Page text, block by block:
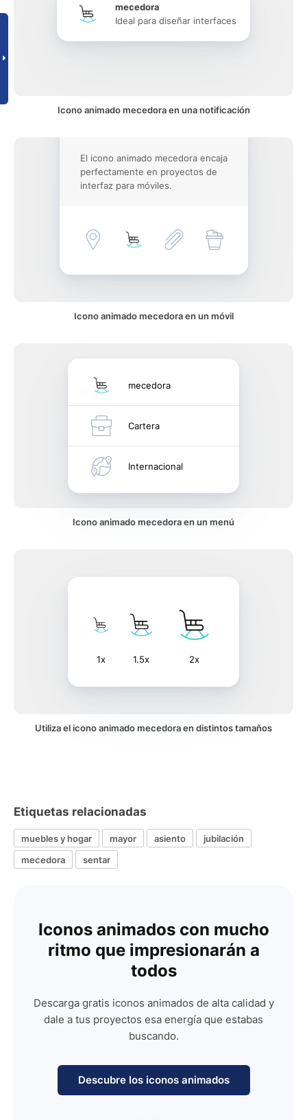
mecedora
Ideal para diseñar interfaces
Icono animado mecedora en una notificación
El icono animado mecedora encaja
perfectamente en proyectos de
interfaz para móviles.
Icono animado mecedora en un móvil
mecedora
Cartera
Internacional
Icono animado mecedora en un menú
1x 1.5x 2x
Utiliza el icono animado mecedora en distintos tamaños
Etiquetas relacionadas
muebles y hogar mayor asiento
jubilación
mecedora
sentar
Iconos animados con mucho
ritmo que impresionarán a
todos
Descarga gratis iconos animados de alta calidad y
dale a tus proyectos esa energía que estabas
buscando.
Descubre los iconos animados